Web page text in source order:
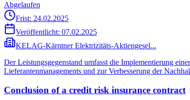
Abgelaufen
Frist: 24.02.2025
Veröffentlicht: 07.02.2025
KELAG-Kärntner Elektrizitäts-Aktiengesel...
Der Leistungsgegenstand umfasst die Implementierung
Lieferantenmanagements und zur Verbesserung der
Conclusion of a credit risk insurance contract